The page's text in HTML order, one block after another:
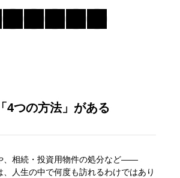
4つの方法」がある
、相続・投資用物件の処分など――
人生の中で何度も訪れるわけではあり